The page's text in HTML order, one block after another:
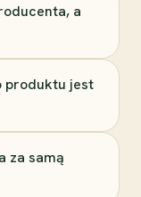
a
produktu jest
za samą